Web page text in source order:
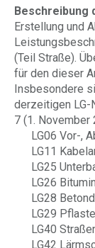
Beschreibung
Erstellung und
(Teil Straße).
für den dieser
Insbesondere
derzeitigen LG-
7 (1. November
LG06 Vor-,
LG11
LG25
LG26
LG28
LG29
LG40
LG42